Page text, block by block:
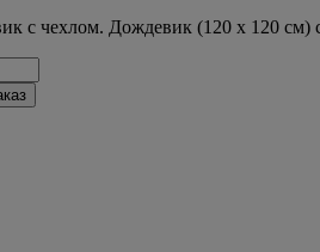
с чехлом. Дождевик (120 х 120